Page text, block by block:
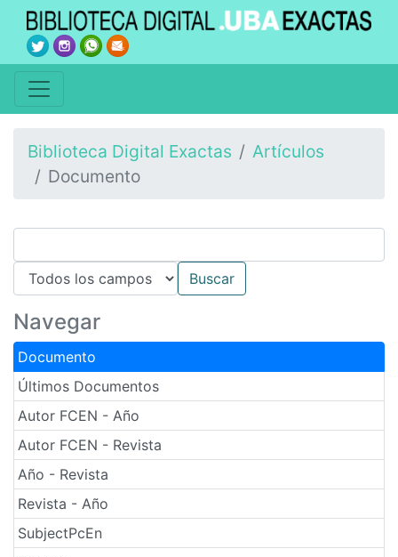
Biblioteca Digital Exactas
Artículos
Documento
Navegar
Documento
Últimos Documentos
Autor FCEN - Año
Autor FCEN - Revista
Año - Revista
Revista - Año
SubjectPcEn